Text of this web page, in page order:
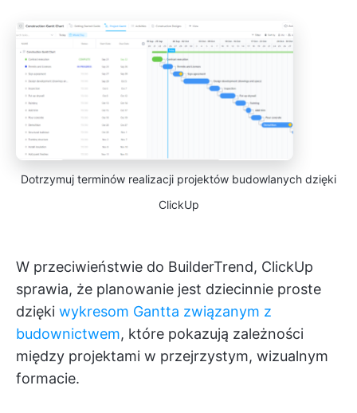
Dotrzymuj terminów realizacji projektów budowlanych dzięki
ClickUp
W przeciwieństwie do BuilderTrend, ClickUp
sprawia, że planowanie jest dziecinnie proste
dzięki wykresom Gantta związanym z
budownictwem, które pokazują zależności
między projektami w przejrzystym, wizualnym
formacie.